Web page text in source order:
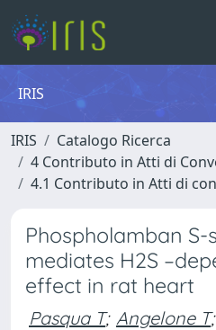
IRIS
IRIS
Catalogo Ricerca
4 Contributo in Atti di
4.1 Contributo in Atti di
Phospholamban
mediates H2S
effect in rat heart
Pasqua T; Angelone T;